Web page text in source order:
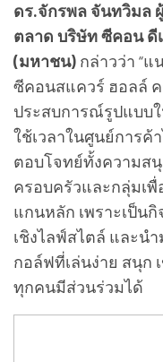
ดร.จักรพล จันทวิมล
ตลาด บริษัท ซีคอน ดี
(มหาชน) กล่าวว่า “
ซีคอนสแควร์ ฮอลล์
ประสบการณ์รูปแบบ
ใช้เวลาในศูนย์การค้
ตอบโจทย์ทั้งความส
ครอบครัวและกลุ่มเพื่
แกนหลัก เพราะเป็น
เชิงไลฟ์สไตล์ และน
กอล์ฟที่เล่นง่าย สนุก
ทุกคนมีส่วนร่วมได้